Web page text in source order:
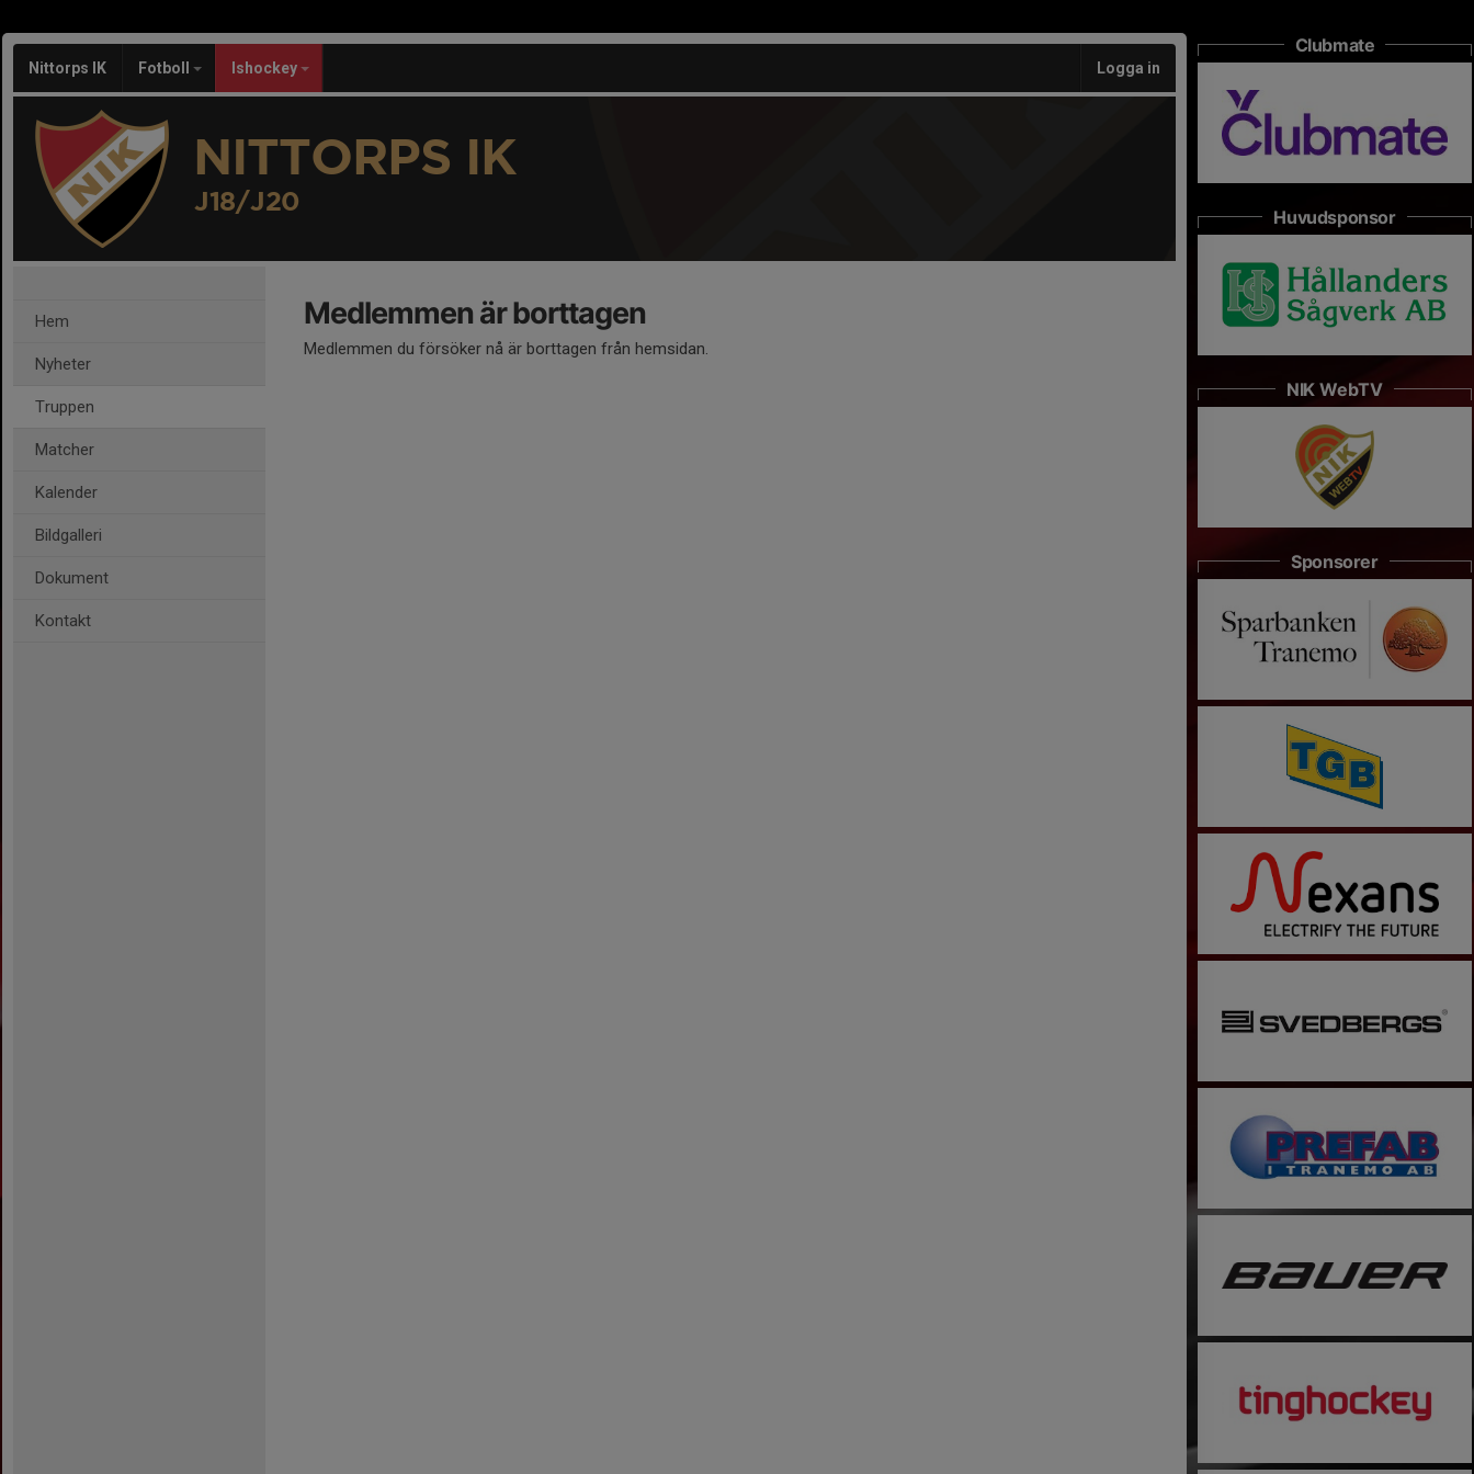
Nittorps IK Fotboll Ishockey Logga in
NITTORPS IK
J18/J20
Hem
Nyheter
Truppen
Matcher
Kalender
Bildgalleri
Dokument
Kontakt
Medlemmen är borttagen
Medlemmen du försöker nå är borttagen från hemsidan.
Clubmate
Huvudsponsor
NIK WebTV
Sponsorer